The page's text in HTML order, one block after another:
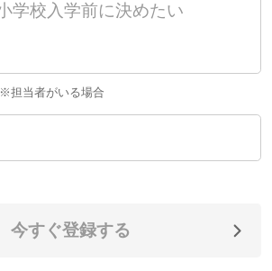
※担当者がいる場合
今すぐ登録する